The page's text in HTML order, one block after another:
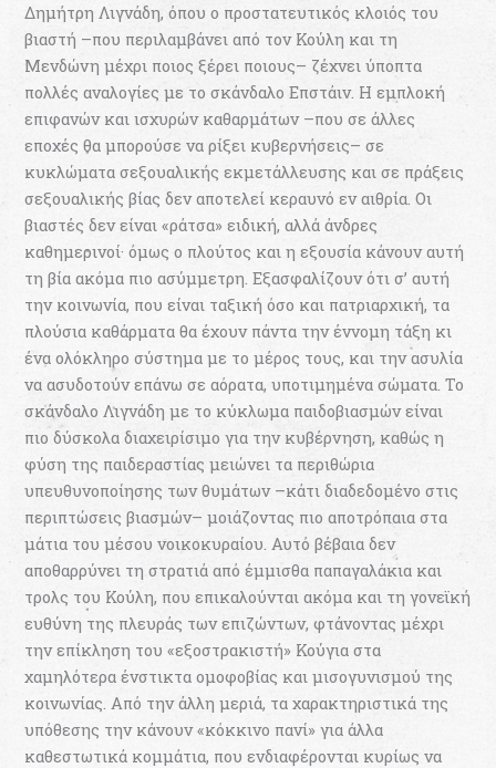
Δημήτρη Λιγνάδη, όπου ο προστατευτικός κλοιός του
βιαστή –που περιλαμβάνει από τον Κούλη και τη
Μενδώνη μέχρι ποιος ξέρει ποιους– ζέχνει ύποπτα
πολλές αναλογίες με το σκάνδαλο Επστάιν. Η εμπλοκή
επιφανών και ισχυρών καθαρμάτων –που σε άλλες
εποχές θα μπορούσε να ρίξει κυβερνήσεις– σε
κυκλώματα σεξουαλικής εκμετάλλευσης και σε πράξεις
σεξουαλικής βίας δεν αποτελεί κεραυνό εν αιθρία. Οι
βιαστές δεν είναι «ράτσα» ειδική, αλλά άνδρες
καθημερινοί· όμως ο πλούτος και η εξουσία κάνουν αυτή
τη βία ακόμα πιο ασύμμετρη. Εξασφαλίζουν ότι σ’ αυτή
την κοινωνία, που είναι ταξική όσο και πατριαρχική, τα
πλούσια καθάρματα θα έχουν πάντα την έννομη τάξη κι
ένα ολόκληρο σύστημα με το μέρος τους, και την ασυλία
να ασυδοτούν επάνω σε αόρατα, υποτιμημένα σώματα. Το
σκάνδαλο Λιγνάδη με το κύκλωμα παιδοβιασμών είναι
πιο δύσκολα διαχειρίσιμο για την κυβέρνηση, καθώς η
φύση της παιδεραστίας μειώνει τα περιθώρια
υπευθυνοποίησης των θυμάτων –κάτι διαδεδομένο στις
περιπτώσεις βιασμών– μοιάζοντας πιο αποτρόπαια στα
μάτια του μέσου νοικοκυραίου. Αυτό βέβαια δεν
αποθαρρύνει τη στρατιά από έμμισθα παπαγαλάκια και
τρολς του Κούλη, που επικαλούνται ακόμα και τη γονεϊκή
ευθύνη της πλευράς των επιζώντων, φτάνοντας μέχρι
την επίκληση του «εξοστρακιστή» Κούγια στα
χαμηλότερα ένστικτα ομοφοβίας και μισογυνισμού της
κοινωνίας. Από την άλλη μεριά, τα χαρακτηριστικά της
υπόθεσης την κάνουν «κόκκινο πανί» για άλλα
καθεστωτικά κομμάτια, που ενδιαφέρονται κυρίως να